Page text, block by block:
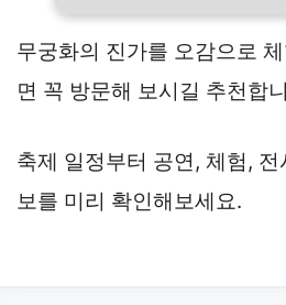
무궁화의 진가를 오감으로
면 꼭 방문해 보시길 추천합
축제 일정부터 공연, 체험,
보를 미리 확인해보세요.